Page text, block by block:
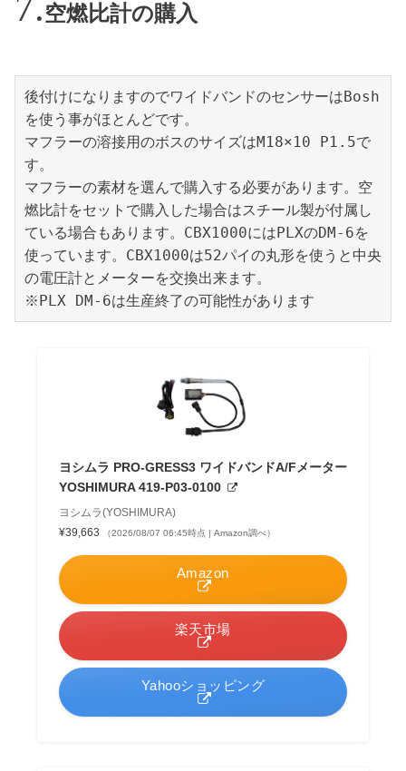
空燃比計の購入
後付けになりますのでワイドバンドのセンサーはBosh
を使う事がほとんどです。
マフラーの溶接用のボスのサイズはM18×10 P1.5で
す。
マフラーの素材を選んで購入する必要があります。空
燃比計をセットで購入した場合はスチール製が付属し
ている場合もあります。CBX1000にはPLXのDM-6を
使っています。CBX1000は52パイの丸形を使うと中央
の電圧計とメーターを交換出来ます。
※PLX DM-6は生産終了の可能性があります
ヨシムラ PRO-GRESS3 ワイドバンドA/Fメーター
YOSHIMURA 419-P03-0100
ヨシムラ(YOSHIMURA)
¥39,663
（2026/08/07 06:45時点 | Amazon調べ）
Amazon
楽天市場
Yahooショッピング